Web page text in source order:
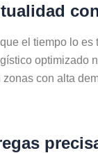
el tiempo lo es
optimizado
zonas con alta